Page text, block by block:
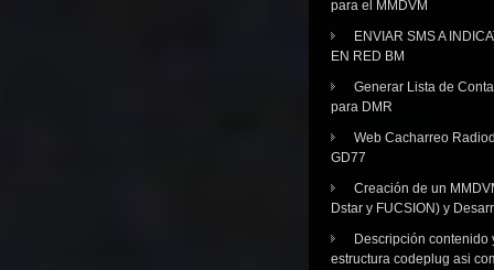
para el MMDVM
ENVIAR SMS A
EN RED BM
Generar Lista de
para DMR
Web Cacharreo
GD77
Creación de un
Dstar y FUCSION) y
Descripción contenido
estructura codeplug asi